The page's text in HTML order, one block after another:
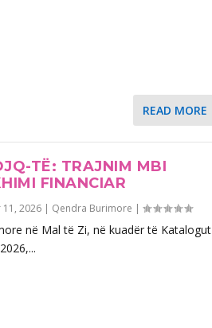
READ MORE
TË: TRAJNIM MBI
FINANCIAR
11, 2026| Qendra Burimore |
në Mal të Zi, në kuadër të Katalogut